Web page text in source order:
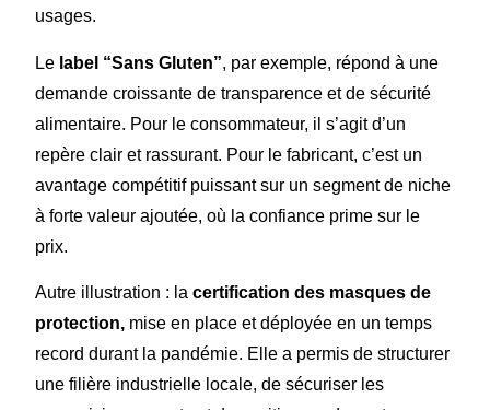
usages.
Le label “Sans Gluten”, par exemple, répond à une
demande croissante de transparence et de sécurité
alimentaire. Pour le consommateur, il s’agit d’un
repère clair et rassurant. Pour le fabricant, c’est un
avantage compétitif puissant sur un segment de niche
à forte valeur ajoutée, où la confiance prime sur le
prix.
Autre illustration : lacertification des masques de
protection, mise en place et déployée en un temps
record durant la pandémie. Elle a permis de structurer
une filière industrielle locale, de sécuriser les